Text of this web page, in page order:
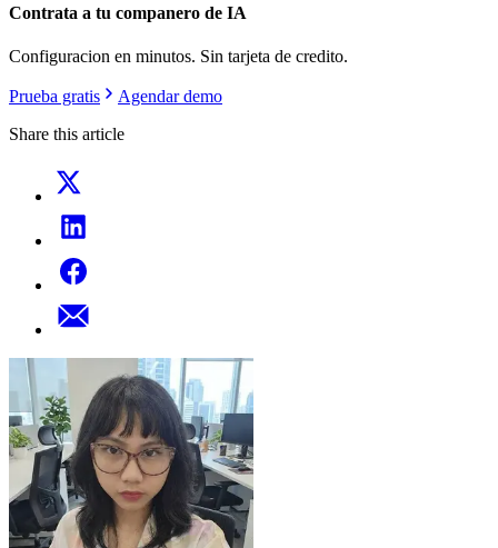
Contrata a tu companero de IA
Configuracion en minutos. Sin tarjeta de credito.
Prueba gratis
Agendar demo
Share this article